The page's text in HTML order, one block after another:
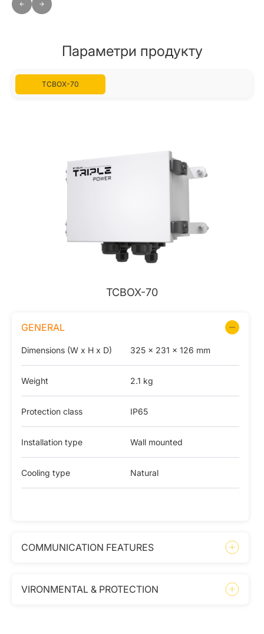
Параметри продукту
TCBOX-70
TCBOX-70
GENERAL
Dimensions (W x H x D) 325 × 231 × 126 mm
Weight 2.1 kg
Protection class IP65
Installation type Wall mounted
Cooling type Natural
COMMUNICATION FEATURES
VIRONMENTAL & PROTECTION